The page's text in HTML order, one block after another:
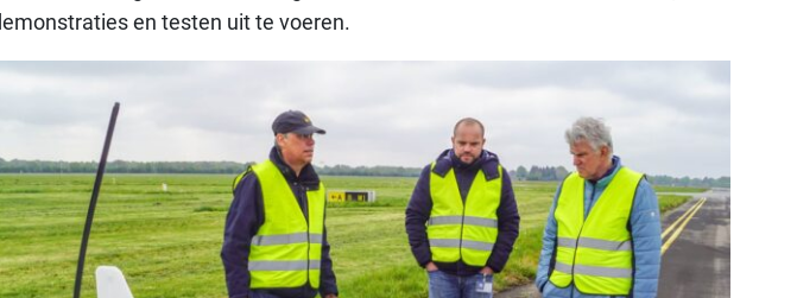
en testen uit te voeren.